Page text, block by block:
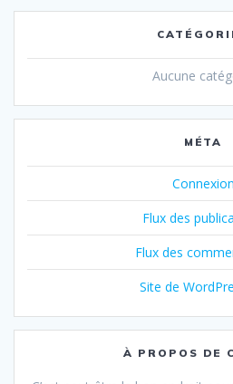
Aucune
MÉTA
Connexion
Flux des
Flux des
Site de
À PROPOS DE